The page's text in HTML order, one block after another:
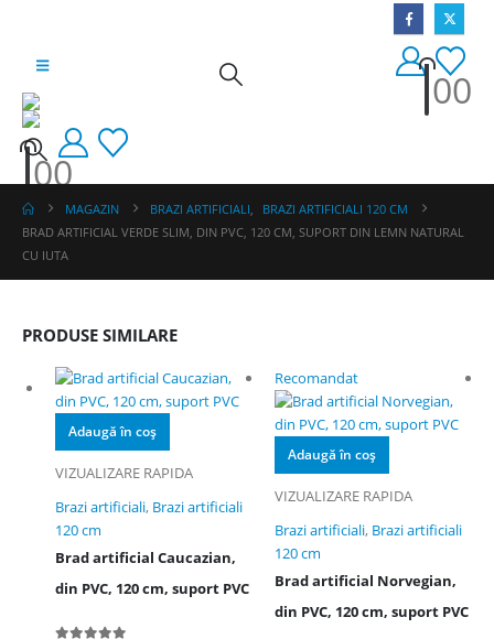
00
00
MAGAZIN BRAZI ARTIFICIALI
BRAZI ARTIFICIALI 120 CM
BRAD ARTIFICIAL VERDE SLIM, DIN PVC, 120 CM, SUPORT DIN LEMN NATURAL
CU IUTA
PRODUSE SIMILARE
Adaugă în coș
VIZUALIZARE RAPIDA
Brazi artificiali, Brazi artificiali
120 cm
Brad artificial Caucazian,
din PVC, 120 cm, suport PVC
Recomandat
Adaugă în coș
VIZUALIZARE RAPIDA
Brazi artificiali, Brazi artificiali
120 cm
Brad artificial Norvegian,
din PVC, 120 cm, suport PVC